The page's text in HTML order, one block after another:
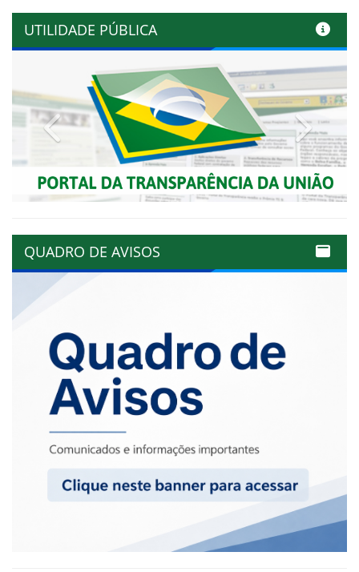
UTILIDADE PÚBLICA
Previous Next
QUADRO DE AVISOS